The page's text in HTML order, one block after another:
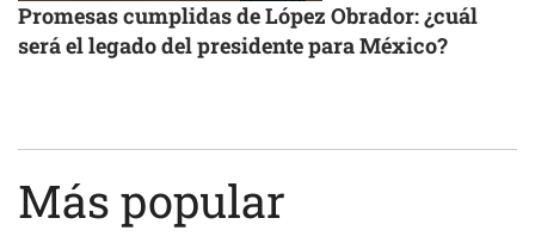
Promesas cumplidas de López Obrador: ¿cuál
será el legado del presidente para México?
Más popular